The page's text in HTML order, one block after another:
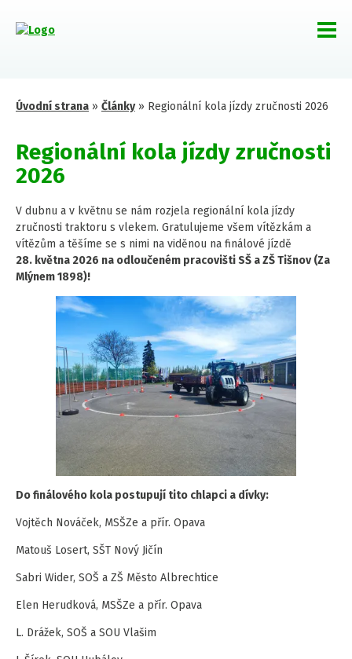
Úvodní strana » Články» Regionální kola jízdy zručnosti 2026
Regionální kola jízdy zručnosti
2026
V dubnu a v květnu se nám rozjela regionální kola jízdy
zručnosti traktoru s vlekem. Gratulujeme všem vítězkám a
vítězům a těšíme se s nimi na viděnou na finálové jízdě
28. května 2026 na odloučeném pracovišti SŠ a ZŠ Tišnov (Za
Mlýnem 1898)!
Do finálového kola postupují tito chlapci a dívky:
Vojtěch Nováček, MSŠZe a přír. Opava
Matouš Losert, SŠT Nový Jičín
Sabri Wider, SOŠ a ZŠ Město Albrechtice
Elen Herudková, MSŠZe a přír. Opava
L. Drážek, SOŠ a SOU Vlašim